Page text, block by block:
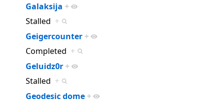
Galaksija +
Stalled +
Geigercounter +
Completed +
Geluidz0r +
Stalled +
Geodesic dome +